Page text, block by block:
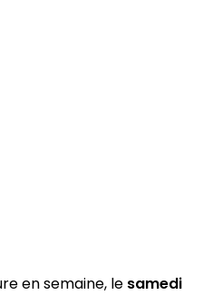
en semaine, le samedi